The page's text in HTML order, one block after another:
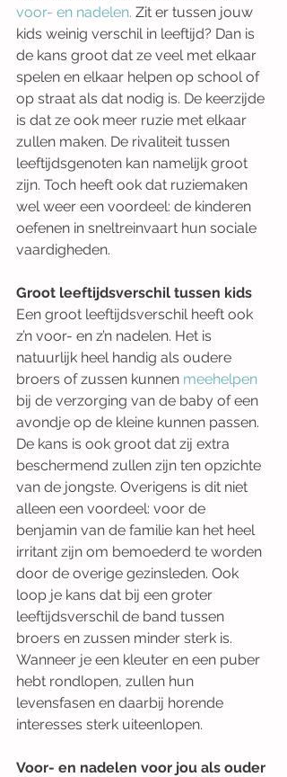
voor- en nadelen. Zit er tussen jouw
kids weinig verschil in leeftijd? Dan is
de kans groot dat ze veel met elkaar
spelen en elkaar helpen op school of
op straat als dat nodig is. De keerzijde
is dat ze ook meer ruzie met elkaar
zullen maken. De rivaliteit tussen
leeftijdsgenoten kan namelijk groot
zijn. Toch heeft ook dat ruziemaken
wel weer een voordeel: de kinderen
oefenen in sneltreinvaart hun sociale
vaardigheden.
Groot leeftijdsverschil tussen kids
Een groot leeftijdsverschil heeft ook
z’n voor- en z’n nadelen. Het is
natuurlijk heel handig als oudere
broers of zussen kunnen meehelpen
bij de verzorging van de baby of een
avondje op de kleine kunnen passen.
De kans is ook groot dat zij extra
beschermend zullen zijn ten opzichte
van de jongste. Overigens is dit niet
alleen een voordeel: voor de
benjamin van de familie kan het heel
irritant zijn om bemoederd te worden
door de overige gezinsleden. Ook
loop je kans dat bij een groter
leeftijdsverschil de band tussen
broers en zussen minder sterk is.
Wanneer je een kleuter en een puber
hebt rondlopen, zullen hun
levensfasen en daarbij horende
interesses sterk uiteenlopen.
Voor- en nadelen voor jou als ouder